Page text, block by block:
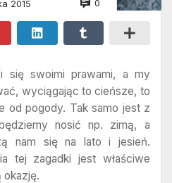
2015 0
się swoimi prawami, a my
wyciągając to cieńsze, to
od pogody. Tak samo jest z
nosić np. zimą, a
nam się na lato i jesień.
tej zagadki jest właściwe
okazję.